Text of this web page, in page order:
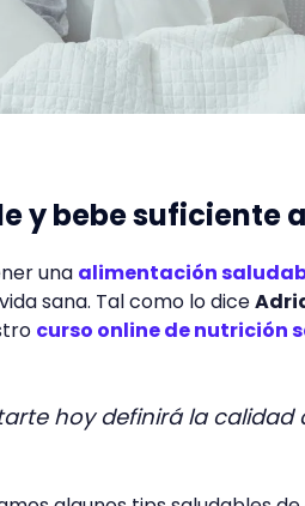
y bebe suficiente
una alimentación
sana. Tal como lo dice
curso online de nutrición
hoy definirá la calidad